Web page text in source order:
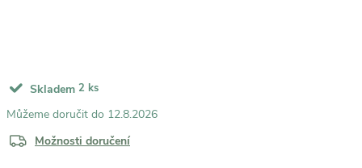
Skladem 2 ks
12.8.2026
Možnosti doručení